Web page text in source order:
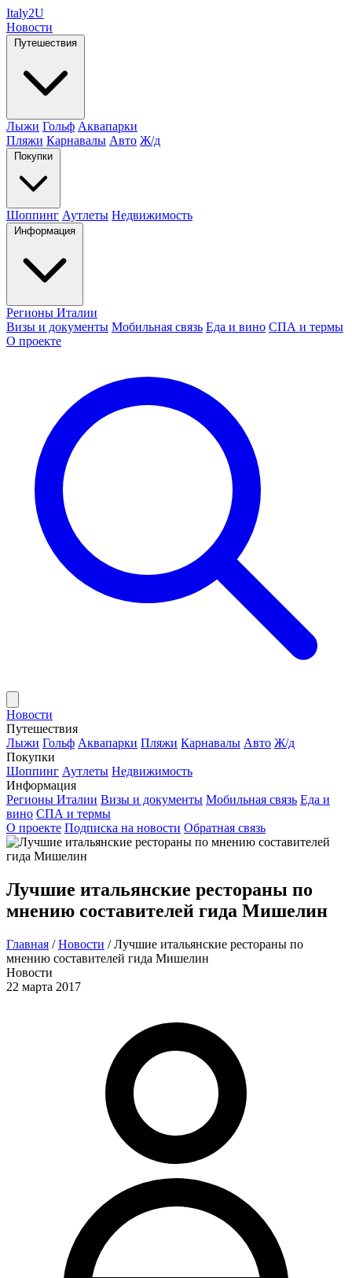
Italy2U
Новости
Путешествия
Лыжи Гольф Аквапарки
Пляжи Карнавалы Авто Ж/д
Покупки
Шоппинг Аутлеты Недвижимость
Информация
Регионы Италии
Визы и документы Мобильная связь Еда и вино СПА и термы
О проекте
Новости
Путешествия
Лыжи Гольф Аквапарки Пляжи Карнавалы Авто Ж/д
Покупки
Шоппинг Аутлеты Недвижимость
Информация
Регионы Италии Визы и документы Мобильная связь Еда и
вино СПА и термы
О проекте Подписка на новости Обратная связь
Лучшие итальянские рестораны по
мнению составителей гида Мишелин
Главная / Новости / Лучшие итальянские рестораны по
мнению составителей гида Мишелин
Новости
22 марта 2017